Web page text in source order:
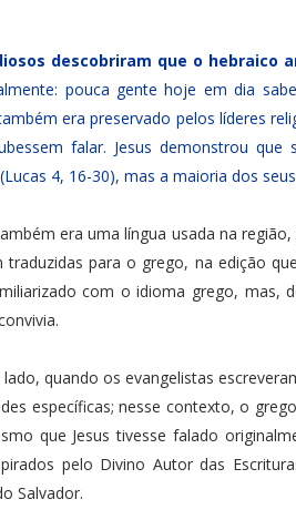
descobriram que o hebraico
pouca gente hoje em dia
era preservado pelos líderes
falar. Jesus demonstrou
4, 16-30), mas a maioria dos
era uma língua usada na
para o grego, na edição
com o idioma grego, mas,
quando os evangelistas
específicas; nesse contexto, o
que Jesus tivesse falado
pelo Divino Autor das
Salvador.